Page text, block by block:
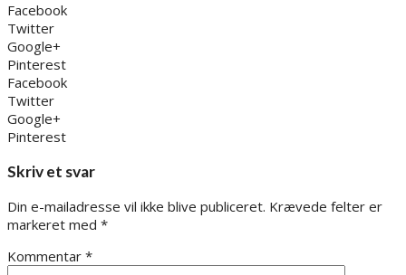
Facebook
Twitter
Google+
Pinterest
Facebook
Twitter
Google+
Pinterest
Skriv et svar
Din e-mailadresse vil ikke blive publiceret. Krævede felter er
markeret med *
Kommentar *